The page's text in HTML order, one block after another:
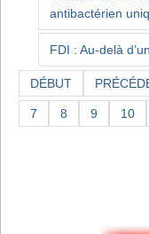
antibactérien
FDI : Au-delà
DÉBUT
7 8 9 10